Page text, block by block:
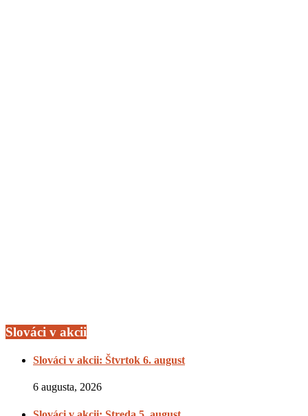
Slováci v akcii
Slováci v akcii: Štvrtok 6. august
6 augusta, 2026